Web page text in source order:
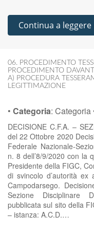
Continua a
06. PROCEDIMENTO
PROCEDIMENTO
A) PROCEDURA
LEGITTIMAZIONE
• Categoria: Categoria
DECISIONE C.F.A. –
del 22 Ottobre 2020
Federale Nazionale-
n. 8 dell’8/9/2020 con la
Presidente della FIGC,
di svincolo d’autorità
Campodarsego.
Sezione Disciplinare
pubblicata sul sito della
– istanza: A.C.D.…